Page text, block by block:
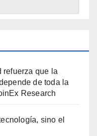
refuerza que la
de toda la
Research
sino el